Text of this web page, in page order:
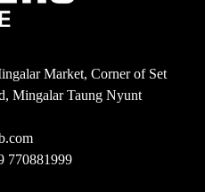
Market, Corner of Set
Mingalar Taung Nyunt
770881999